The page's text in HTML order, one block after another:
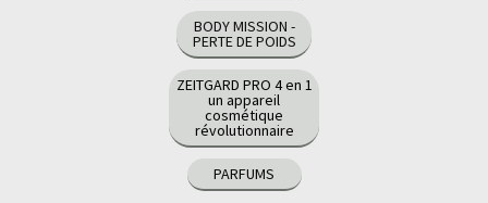
BODY MISSION -
PERTE DE POIDS
ZEITGARD PRO 4 en 1
un appareil
cosmétique
révolutionnaire
PARFUMS